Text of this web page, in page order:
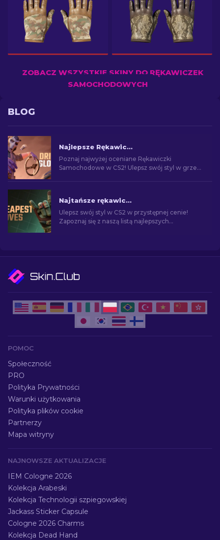
ZOBACZ WSZYSTKIE SKINY DO RĘKAWICZEK
SAMOCHODOWYCH
BLOG
Najlepsze Rękawiczki Samochodowe w CS2: Lista rankingowa
Poznaj najwyżej oceniane Rękawiczki
Samochodowe w CS2! Ulepsz swój styl w grze
Najtańsze rękawice w CS2: Pełna lista [2026]
Ulepsz swój styl w CS2 w przystępnej cenie!
Zapoznaj się z naszą listą najlepszych
POMOC
Społeczność
PRO
Polityka Prywatności
Warunki użytkowania
Polityka plików cookie
Partnerzy
Mapa witryny
NAJNOWSZE AKTUALIZACJE
IEM Cologne 2026
Kolekcja Arabeski
Kolekcja Technologii szpiegowskiej
Jackass Sticker Capsule
Cologne 2026 Charms
Kolekcja Dead Hand